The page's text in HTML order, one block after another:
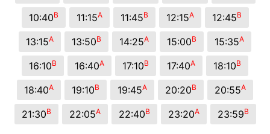
10:40B 11:15A 11:45B 12:15A 12:45B
13:15A 13:50B 14:25A 15:00B 15:35A
16:10B 16:40A 17:10B 17:40A 18:10B
18:40A 19:10B 19:45A 20:20B 20:55A
21:30B 22:05A 22:40B 23:20A 23:59B